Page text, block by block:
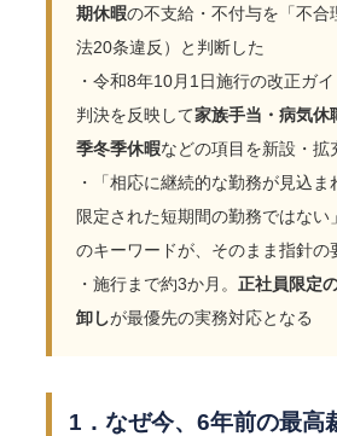
期休暇の不支給・不付与を「不合
法20条違反）と判断した
・令和8年10月1日施行の改正ガ
判決を反映して家族手当・病気休
季冬季休暇などの項目を新設・拡
・「相応に継続的な勤務が見込ま
限定された短期間の勤務ではない
のキーワードが、そのまま指針の
・施行まで約3か月。 正社員限定
卸しが最優先の実務対応となる
1．なぜ今、6年前の最高